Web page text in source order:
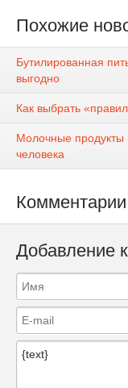
Похожие
Бутилированная
выгодно
Как выбрать
Молочные продукты
человека
Добавление